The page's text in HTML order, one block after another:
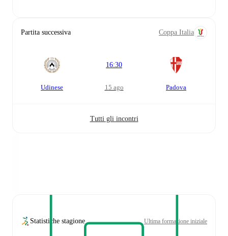
Partita successiva Coppa Italia
Udinese
16:30
15 ago Padova
Tutti gli incontri
Statistiche stagione Ultima formazione iniziale